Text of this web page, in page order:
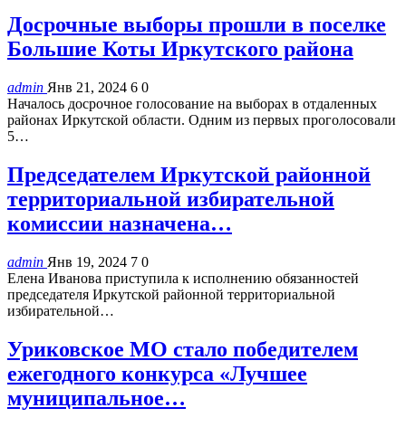
Досрочные выборы прошли в поселке
Большие Коты Иркутского района
admin Янв 21, 2024 6 0
Началось досрочное голосование на выборах в отдаленных
районах Иркутской области. Одним из первых проголосовали
5…
Председателем Иркутской районной
территориальной избирательной
комиссии назначена…
admin Янв 19, 2024 7 0
Елена Иванова приступила к исполнению обязанностей
председателя Иркутской районной территориальной
избирательной…
Уриковское МО стало победителем
ежегодного конкурса «Лучшее
муниципальное…